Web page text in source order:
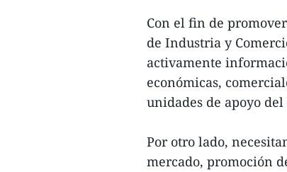
Con el fin de
de Industria y
activamente
económicas,
unidades de apoyo del
Por otro lado,
mercado, promoción